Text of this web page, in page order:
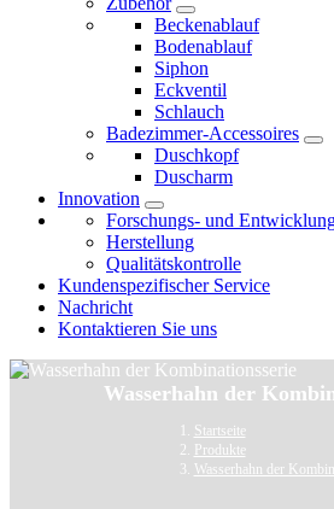
Beckenablauf
Bodenablauf
Siphon
Eckventil
Schlauch
Badezimmer-Accessoires
Duschkopf
Duscharm
Innovation
Forschungs- und
Herstellung
Qualitätskontrolle
Kundenspezifischer Service
Nachricht
Kontaktieren Sie uns
Wasserhahn der
Startseite
Produkte
Wasserhahn der